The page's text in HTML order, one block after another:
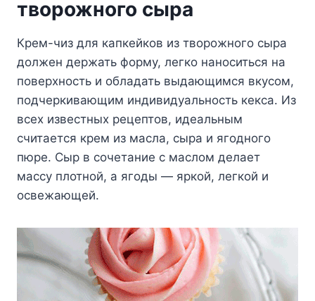
творожного сыра
Крем-чиз для капкейков из творожного сыра
должен держать форму, легко наноситься на
поверхность и обладать выдающимся вкусом,
подчеркивающим индивидуальность кекса. Из
всех известных рецептов, идеальным
считается крем из масла, сыра и ягодного
пюре. Сыр в сочетание с маслом делает
массу плотной, а ягоды — яркой, легкой и
освежающей.